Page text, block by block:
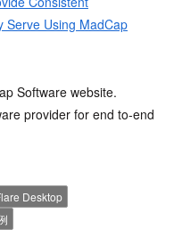
Serve Using MadCap
Software website.
provider for end to-end
Desktop